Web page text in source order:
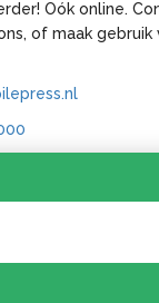
Oók online.
of maak